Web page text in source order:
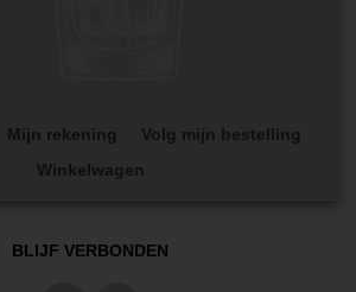
Mijn rekening
Volg mijn bestelling
Winkelwagen
BLIJF VERBONDEN